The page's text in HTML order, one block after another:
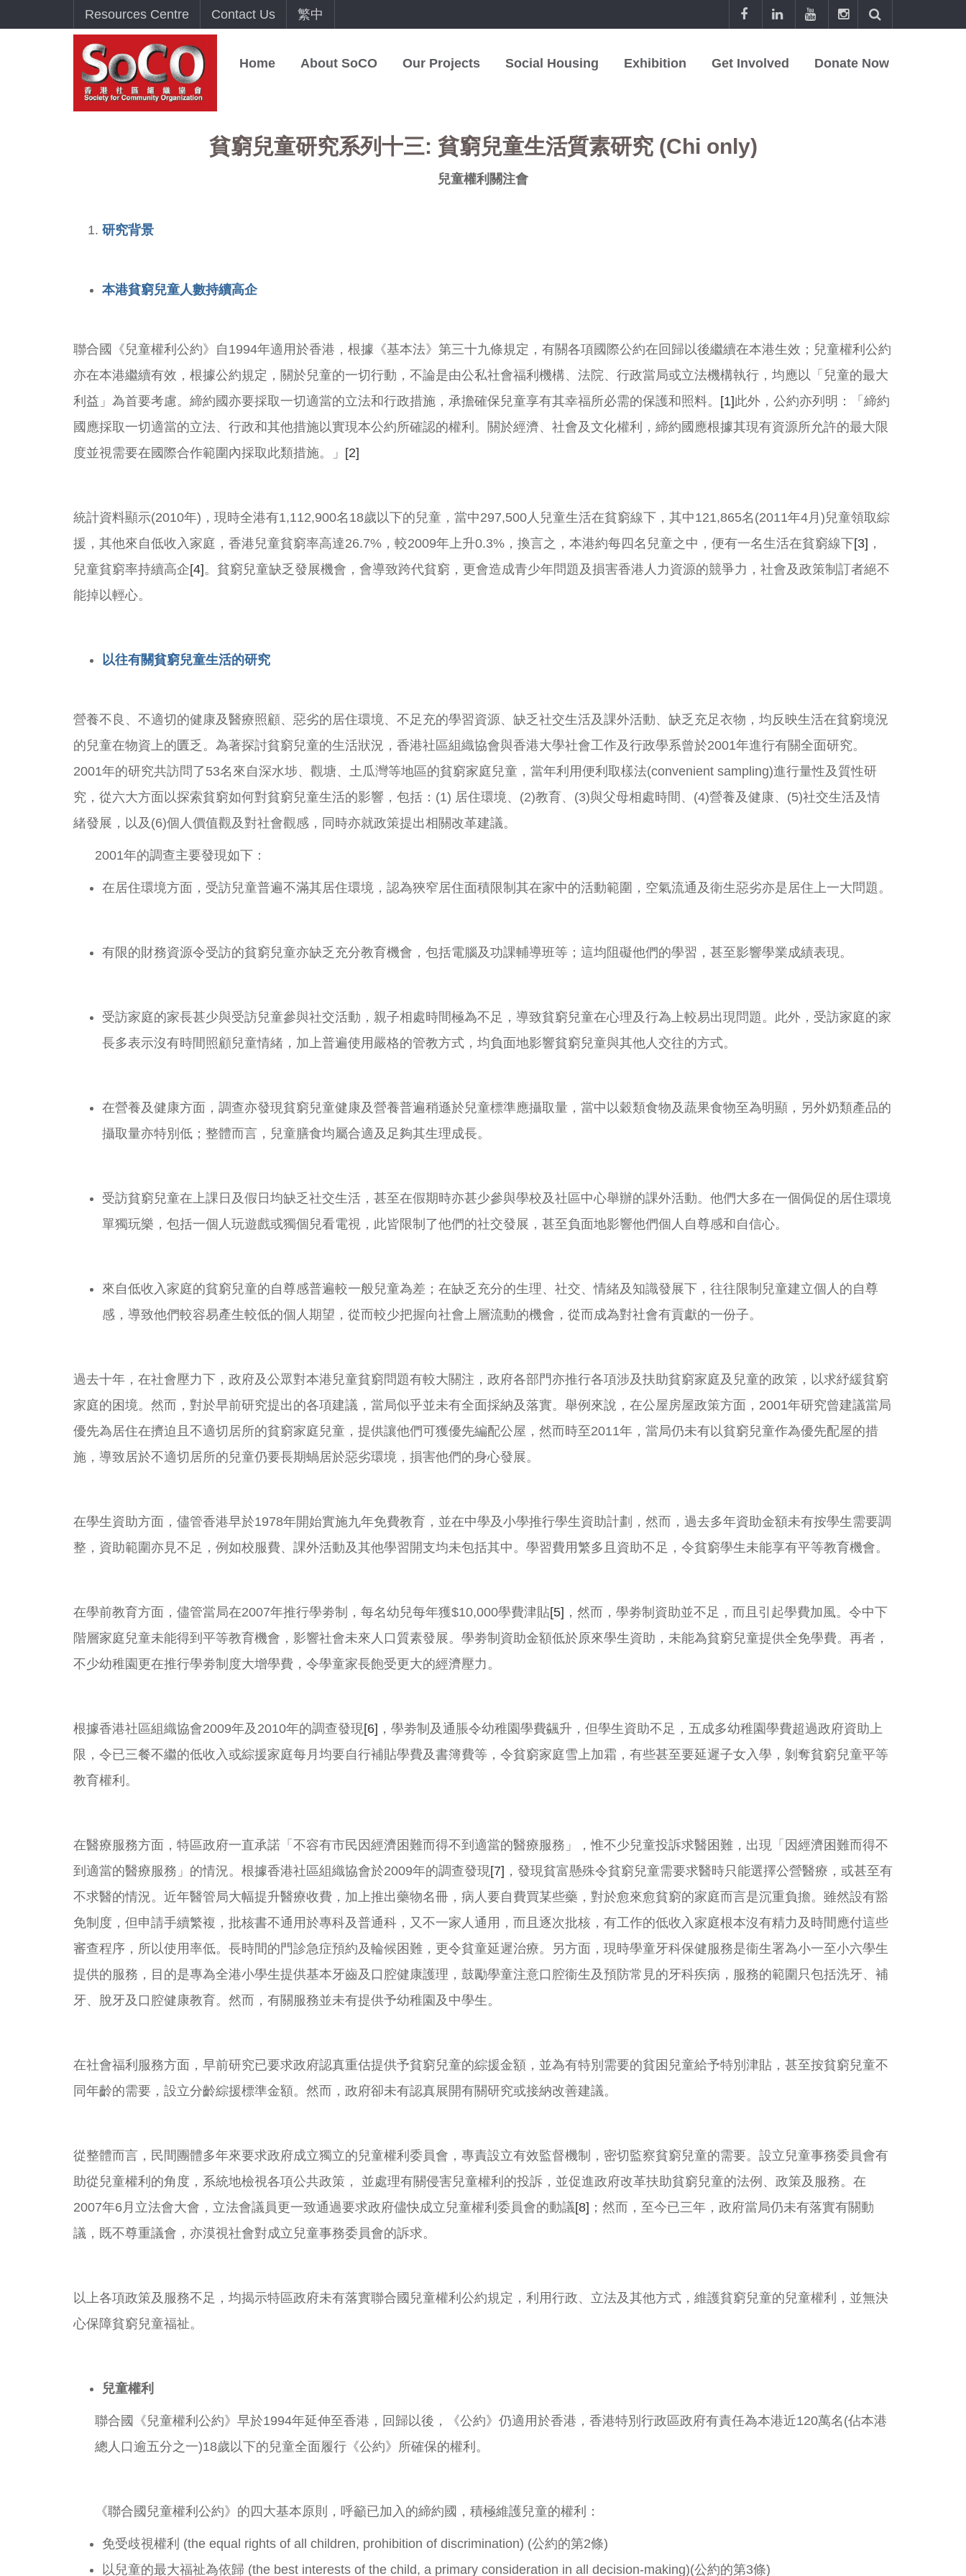
Resources Centre Contact Us 繁中
Home About SoCO Our Projects Social Housing Exhibition Get Involved Donate Now
貧窮兒童研究系列十三: 貧窮兒童生活質素研究 (Chi only)
兒童權利關注會
研究背景
本港貧窮兒童人數持續高企
聯合國《兒童權利公約》自1994年適用於香港，根據《基本法》第三十九條規定，有關各項國際公約在回歸以後繼續在本港生效；兒童權利公約
亦在本港繼續有效，根據公約規定，關於兒童的一切行動，不論是由公私社會福利機構、法院、行政當局或立法機構執行，均應以「兒童的最大
利益」為首要考慮。締約國亦要採取一切適當的立法和行政措施，承擔確保兒童享有其幸福所必需的保護和照料。 [1]此外，公約亦列明：「締約
國應採取一切適當的立法、行政和其他措施以實現本公約所確認的權利。關於經濟、社會及文化權利，締約國應根據其現有資源所允許的最大限
度並視需要在國際合作範圍內採取此類措施。」 [2]
統計資料顯示(2010年)，現時全港有1,112,900名18歲以下的兒童，當中297,500人兒童生活在貧窮線下，其中121,865名(2011年4月)兒童領取綜
援，其他來自低收入家庭，香港兒童貧窮率高達26.7%，較2009年上升0.3%，換言之，本港約每四名兒童之中，便有一名生活在貧窮線下[3] ，
兒童貧窮率持續高企[4] 。貧窮兒童缺乏發展機會，會導致跨代貧窮，更會造成青少年問題及損害香港人力資源的競爭力，社會及政策制訂者絕不
能掉以輕心。
以往有關貧窮兒童生活的研究
營養不良、不適切的健康及醫療照顧、惡劣的居住環境、不足充的學習資源、缺乏社交生活及課外活動、缺乏充足衣物，均反映生活在貧窮境況
的兒童在物資上的匱乏。為著探討貧窮兒童的生活狀況，香港社區組織協會與香港大學社會工作及行政學系曾於2001年進行有關全面研究。
2001年的研究共訪問了53名來自深水埗、觀塘、土瓜灣等地區的貧窮家庭兒童，當年利用便利取樣法(convenient sampling)進行量性及質性研
究，從六大方面以探索貧窮如何對貧窮兒童生活的影響，包括：(1) 居住環境、(2)教育、(3)與父母相處時間、(4)營養及健康、(5)社交生活及情
緒發展，以及(6)個人價值觀及對社會觀感，同時亦就政策提出相關改革建議。
2001年的調查主要發現如下：
在居住環境方面，受訪兒童普遍不滿其居住環境，認為狹窄居住面積限制其在家中的活動範圍，空氣流通及衛生惡劣亦是居住上一大問題。
有限的財務資源令受訪的貧窮兒童亦缺乏充分教育機會，包括電腦及功課輔導班等；這均阻礙他們的學習，甚至影響學業成績表現。
受訪家庭的家長甚少與受訪兒童參與社交活動，親子相處時間極為不足，導致貧窮兒童在心理及行為上較易出現問題。此外，受訪家庭的家
長多表示沒有時間照顧兒童情緒，加上普遍使用嚴格的管教方式，均負面地影響貧窮兒童與其他人交往的方式。
在營養及健康方面，調查亦發現貧窮兒童健康及營養普遍稍遜於兒童標準應攝取量，當中以穀類食物及蔬果食物至為明顯，另外奶類產品的
攝取量亦特別低；整體而言，兒童膳食均屬合適及足夠其生理成長。
受訪貧窮兒童在上課日及假日均缺乏社交生活，甚至在假期時亦甚少參與學校及社區中心舉辦的課外活動。他們大多在一個侷促的居住環境
單獨玩樂，包括一個人玩遊戲或獨個兒看電視，此皆限制了他們的社交發展，甚至負面地影響他們個人自尊感和自信心。
來自低收入家庭的貧窮兒童的自尊感普遍較一般兒童為差；在缺乏充分的生理、社交、情緒及知識發展下，往往限制兒童建立個人的自尊
感，導致他們較容易產生較低的個人期望，從而較少把握向社會上層流動的機會，從而成為對社會有貢獻的一份子。
過去十年，在社會壓力下，政府及公眾對本港兒童貧窮問題有較大關注，政府各部門亦推行各項涉及扶助貧窮家庭及兒童的政策，以求紓緩貧窮
家庭的困境。然而，對於早前研究提出的各項建議，當局似乎並未有全面採納及落實。舉例來說，在公屋房屋政策方面，2001年研究曾建議當局
優先為居住在擠迫且不適切居所的貧窮家庭兒童，提供讓他們可獲優先編配公屋，然而時至2011年，當局仍未有以貧窮兒童作為優先配屋的措
施，導致居於不適切居所的兒童仍要長期蝸居於惡劣環境，損害他們的身心發展。
在學生資助方面，儘管香港早於1978年開始實施九年免費教育，並在中學及小學推行學生資助計劃，然而，過去多年資助金額未有按學生需要調
整，資助範圍亦見不足，例如校服費、課外活動及其他學習開支均未包括其中。學習費用繁多且資助不足，令貧窮學生未能享有平等教育機會。
在學前教育方面，儘管當局在2007年推行學劵制，每名幼兒每年獲$10,000學費津貼[5] ，然而，學劵制資助並不足，而且引起學費加風。令中下
階層家庭兒童未能得到平等教育機會，影響社會未來人口質素發展。學劵制資助金額低於原來學生資助，未能為貧窮兒童提供全免學費。再者，
不少幼稚園更在推行學劵制度大增學費，令學童家長飽受更大的經濟壓力。
根據香港社區組織協會2009年及2010年的調查發現[6] ，學劵制及通脹令幼稚園學費飊升，但學生資助不足，五成多幼稚園學費超過政府資助上
限，令已三餐不繼的低收入或綜援家庭每月均要自行補貼學費及書簿費等，令貧窮家庭雪上加霜，有些甚至要延遲子女入學，剝奪貧窮兒童平等
教育權利。
在醫療服務方面，特區政府一直承諾「不容有市民因經濟困難而得不到適當的醫療服務」，惟不少兒童投訴求醫困難，出現「因經濟困難而得不
到適當的醫療服務」的情況。根據香港社區組織協會於2009年的調查發現[7] ，發現貧富懸殊令貧窮兒童需要求醫時只能選擇公營醫療，或甚至有
不求醫的情況。近年醫管局大幅提升醫療收費，加上推出藥物名冊，病人要自費買某些藥，對於愈來愈貧窮的家庭而言是沉重負擔。雖然設有豁
免制度，但申請手續繁複，批核書不通用於專科及普通科，又不一家人通用，而且逐次批核，有工作的低收入家庭根本沒有精力及時間應付這些
審查程序，所以使用率低。長時間的門診急症預約及輪候困難，更令貧童延遲治療。另方面，現時學童牙科保健服務是衞生署為小一至小六學生
提供的服務，目的是專為全港小學生提供基本牙齒及口腔健康護理，鼓勵學童注意口腔衞生及預防常見的牙科疾病，服務的範圍只包括洗牙、補
牙、脫牙及口腔健康教育。然而，有關服務並未有提供予幼稚園及中學生。
在社會福利服務方面，早前研究已要求政府認真重估提供予貧窮兒童的綜援金額，並為有特別需要的貧困兒童給予特別津貼，甚至按貧窮兒童不
同年齡的需要，設立分齡綜援標準金額。然而，政府卻未有認真展開有關研究或接納改善建議。
從整體而言，民間團體多年來要求政府成立獨立的兒童權利委員會，專責設立有效監督機制，密切監察貧窮兒童的需要。設立兒童事務委員會有
助從兒童權利的角度，系統地檢視各項公共政策， 並處理有關侵害兒童權利的投訴，並促進政府改革扶助貧窮兒童的法例、政策及服務。在
2007年6月立法會大會，立法會議員更一致通過要求政府儘快成立兒童權利委員會的動議[8] ；然而，至今已三年，政府當局仍未有落實有關動
議，既不尊重議會，亦漠視社會對成立兒童事務委員會的訴求。
以上各項政策及服務不足，均揭示特區政府未有落實聯合國兒童權利公約規定，利用行政、立法及其他方式，維護貧窮兒童的兒童權利，並無決
心保障貧窮兒童福祉。
兒童權利
聯合國《兒童權利公約》早於1994年延伸至香港，回歸以後，《公約》仍適用於香港，香港特別行政區政府有責任為本港近120萬名(佔本港
總人口逾五分之一)18歲以下的兒童全面履行《公約》所確保的權利。
《聯合國兒童權利公約》的四大基本原則，呼籲已加入的締約國，積極維護兒童的權利：
免受歧視權利 (the equal rights of all children, prohibition of discrimination) (公約的第2條)
以兒童的最大福祉為依歸 (the best interests of the child, a primary consideration in all decision-making)(公約的第3條)